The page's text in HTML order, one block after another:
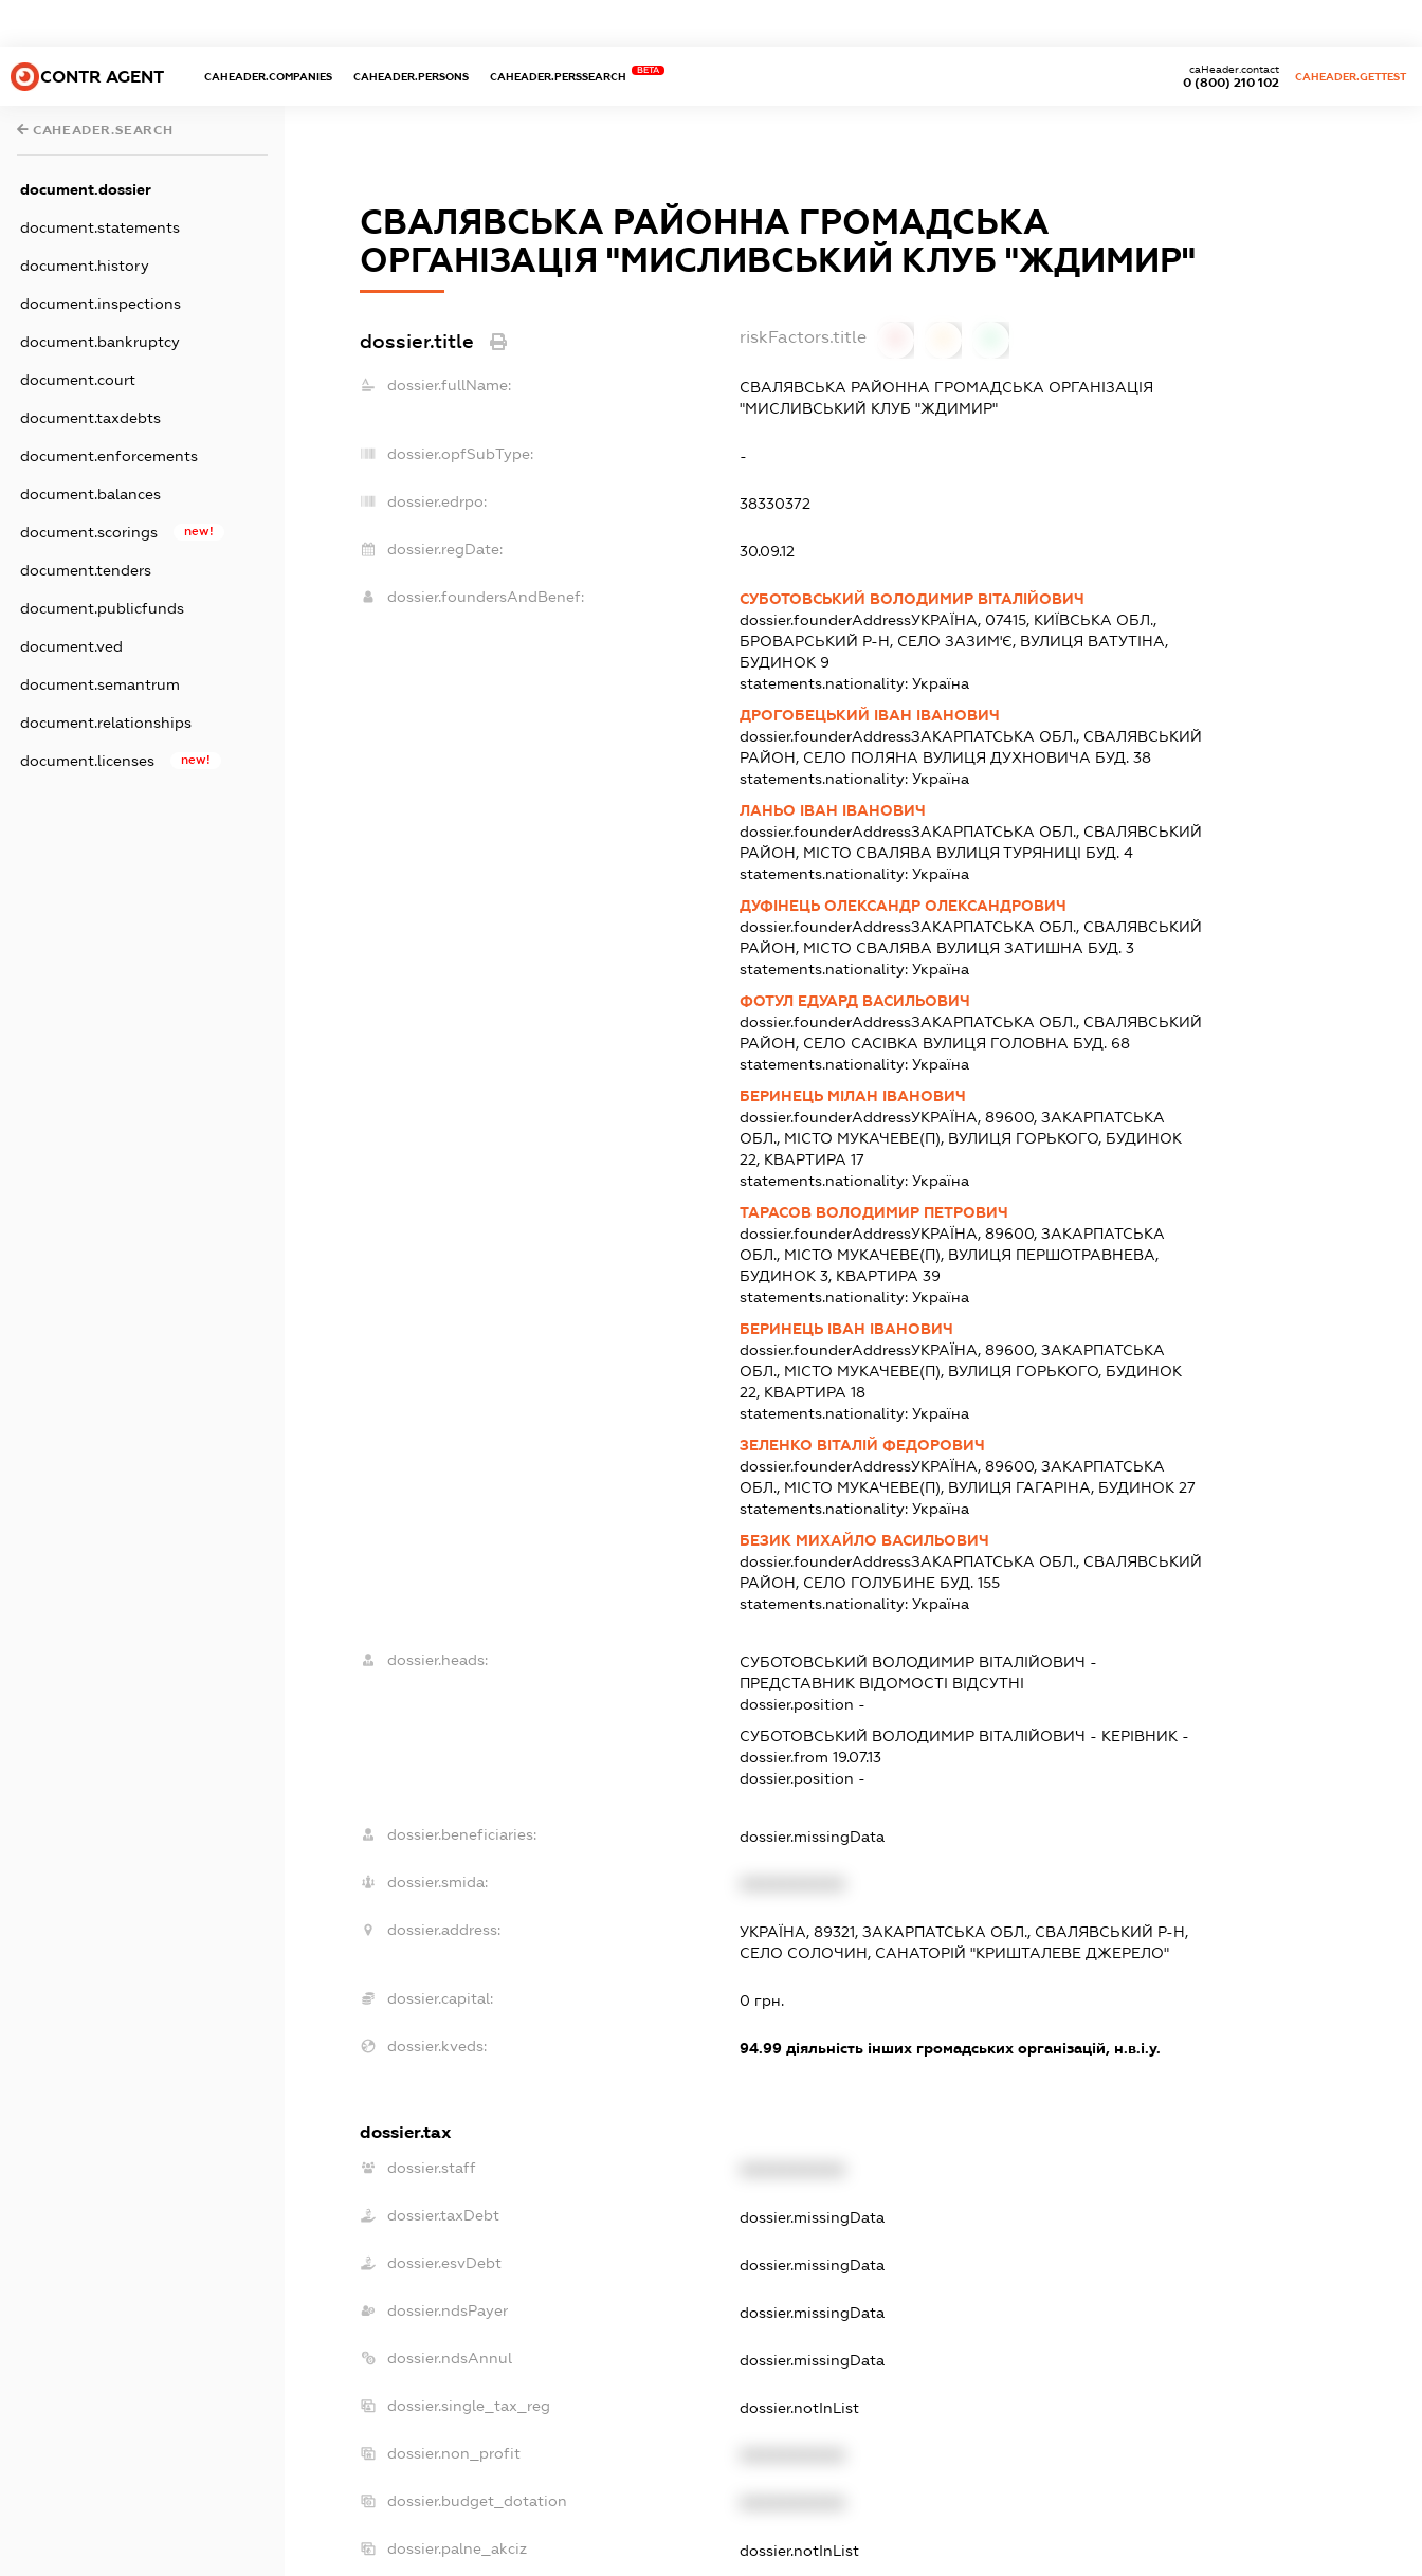
CONTR AGENT CAHEADER.COMPANIES CAHEADER.PERSONS CAHEADER.PERSSEARCH
BETA
0 (800) 210 102
caHeader.contact
CAHEADER.GETTEST
CAHEADER.SEARCH
document.dossier
document.statements
document.history
document.inspections
document.bankruptcy
document.court
document.taxdebts
document.enforcements
document.balances
document.scorings new!
document.tenders
document.publicfunds
document.ved
document.semantrum
document.relationships
document.licenses new!
СВАЛЯВСЬКА РАЙОННА ГРОМАДСЬКА
ОРГАНІЗАЦІЯ "МИСЛИВСЬКИЙ КЛУБ "ЖДИМИР"
dossier.title riskFactors.title
dossier.fullName:
СВАЛЯВСЬКА РАЙОННА ГРОМАДСЬКА ОРГАНІЗАЦІЯ
"МИСЛИВСЬКИЙ КЛУБ "ЖДИМИР"
dossier.opfSubType: -
dossier.edrpo: 38330372
dossier.regDate: 30.09.12
dossier.foundersAndBenef:
СУБОТОВСЬКИЙ ВОЛОДИМИР ВІТАЛІЙОВИЧ
dossier.founderAddressУКРАЇНА, 07415, КИЇВСЬКА ОБЛ.,
БРОВАРСЬКИЙ Р-Н, СЕЛО ЗАЗИМ'Є, ВУЛИЦЯ ВАТУТІНА,
БУДИНОК 9
statements.nationality:Україна
ДРОГОБЕЦЬКИЙ ІВАН ІВАНОВИЧ
dossier.founderAddressЗАКАРПАТСЬКА ОБЛ., СВАЛЯВСЬКИЙ
РАЙОН, СЕЛО ПОЛЯНА ВУЛИЦЯ ДУХНОВИЧА БУД. 38
statements.nationality:Україна
ЛАНЬО ІВАН ІВАНОВИЧ
dossier.founderAddressЗАКАРПАТСЬКА ОБЛ., СВАЛЯВСЬКИЙ
РАЙОН, МІСТО СВАЛЯВА ВУЛИЦЯ ТУРЯНИЦІ БУД. 4
statements.nationality:Україна
ДУФІНЕЦЬ ОЛЕКСАНДР ОЛЕКСАНДРОВИЧ
dossier.founderAddressЗАКАРПАТСЬКА ОБЛ., СВАЛЯВСЬКИЙ
РАЙОН, МІСТО СВАЛЯВА ВУЛИЦЯ ЗАТИШНА БУД. 3
statements.nationality:Україна
ФОТУЛ ЕДУАРД ВАСИЛЬОВИЧ
dossier.founderAddressЗАКАРПАТСЬКА ОБЛ., СВАЛЯВСЬКИЙ
РАЙОН, СЕЛО САСІВКА ВУЛИЦЯ ГОЛОВНА БУД. 68
statements.nationality:Україна
БЕРИНЕЦЬ МІЛАН ІВАНОВИЧ
dossier.founderAddressУКРАЇНА, 89600, ЗАКАРПАТСЬКА
ОБЛ., МІСТО МУКАЧЕВЕ(П), ВУЛИЦЯ ГОРЬКОГО, БУДИНОК
22, КВАРТИРА 17
statements.nationality:Україна
ТАРАСОВ ВОЛОДИМИР ПЕТРОВИЧ
dossier.founderAddressУКРАЇНА, 89600, ЗАКАРПАТСЬКА
ОБЛ., МІСТО МУКАЧЕВЕ(П), ВУЛИЦЯ ПЕРШОТРАВНЕВА,
БУДИНОК 3, КВАРТИРА 39
statements.nationality:Україна
БЕРИНЕЦЬ ІВАН ІВАНОВИЧ
dossier.founderAddressУКРАЇНА, 89600, ЗАКАРПАТСЬКА
ОБЛ., МІСТО МУКАЧЕВЕ(П), ВУЛИЦЯ ГОРЬКОГО, БУДИНОК
22, КВАРТИРА 18
statements.nationality:Україна
ЗЕЛЕНКО ВІТАЛІЙ ФЕДОРОВИЧ
dossier.founderAddressУКРАЇНА, 89600, ЗАКАРПАТСЬКА
ОБЛ., МІСТО МУКАЧЕВЕ(П), ВУЛИЦЯ ГАГАРІНА, БУДИНОК 27
statements.nationality:Україна
БЕЗИК МИХАЙЛО ВАСИЛЬОВИЧ
dossier.founderAddressЗАКАРПАТСЬКА ОБЛ., СВАЛЯВСЬКИЙ
РАЙОН, СЕЛО ГОЛУБИНЕ БУД. 155
statements.nationality:Україна
dossier.heads: СУБОТОВСЬКИЙ ВОЛОДИМИР ВІТАЛІЙОВИЧ -
ПРЕДСТАВНИК ВІДОМОСТІ ВІДСУТНІ
dossier.position -
СУБОТОВСЬКИЙ ВОЛОДИМИР ВІТАЛІЙОВИЧ - КЕРІВНИК -
dossier.from 19.07.13
dossier.position -
dossier.beneficiaries: dossier.missingData
dossier.smida:
dossier.address:
УКРАЇНА, 89321, ЗАКАРПАТСЬКА ОБЛ., СВАЛЯВСЬКИЙ Р-Н,
СЕЛО СОЛОЧИН, САНАТОРІЙ "КРИШТАЛЕВЕ ДЖЕРЕЛО"
dossier.capital: 0 грн.
dossier.kveds: 94.99 діяльність інших громадських організацій, н.в.і.у.
dossier.tax
dossier.staff
dossier.taxDebt dossier.missingData
dossier.esvDebt dossier.missingData
dossier.ndsPayer dossier.missingData
dossier.ndsAnnul dossier.missingData
dossier.single_tax_reg dossier.notInList
dossier.non_profit
dossier.budget_dotation
dossier.palne_akciz dossier.notInList